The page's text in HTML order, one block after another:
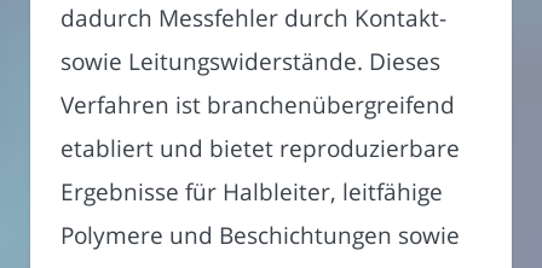
dadurch Messfehler durch Kontakt-
sowie Leitungswiderstände. Dieses
Verfahren ist branchenübergreifend
etabliert und bietet reproduzierbare
Ergebnisse für Halbleiter, leitfähige
Polymere und Beschichtungen sowie